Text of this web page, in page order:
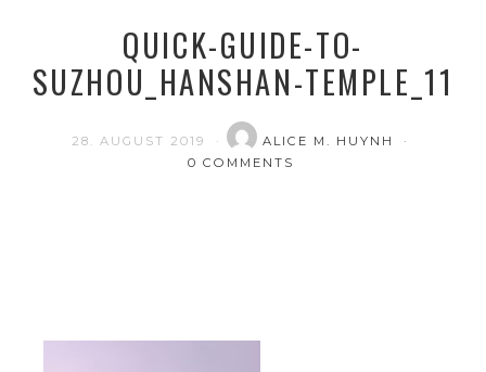
QUICK-GUIDE-TO-
SUZHOU_HANSHAN-TEMPLE_11
28. AUGUST 2019
ALICE M. HUYNH
0 COMMENTS